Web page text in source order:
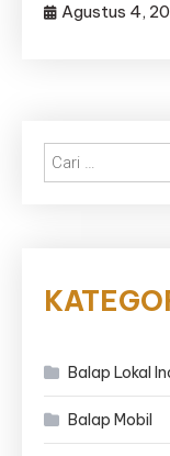
Agustus 4,
Balap Lokal
Balap Mobil